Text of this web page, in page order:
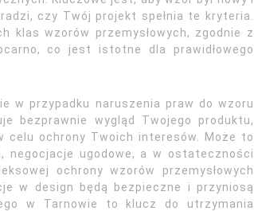
czy Twój projekt spełnia te kryteria.
klas wzorów przemysłowych, zgodnie z
co jest istotne dla prawidłowego
w przypadku naruszenia praw do wzoru
bezprawnie wygląd Twojego produktu,
celu ochrony Twoich interesów. Może to
negocjacje ugodowe, a w ostateczności
ochrony wzorów przemysłowych
w design będą bezpieczne i przyniosą
w Tarnowie to klucz do utrzymania